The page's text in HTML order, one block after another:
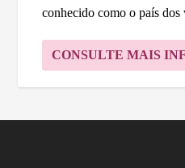
conhecido como o país dos
CONSULTE MAIS